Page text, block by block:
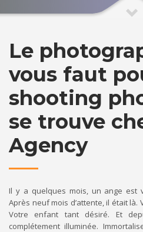
Le
vous faut
shooting
se trouve
Agency
Il y a quelques mois, un ange est
Après neuf mois d’attente, il était là.
Votre enfant tant désiré. Et
complétement illuminée.